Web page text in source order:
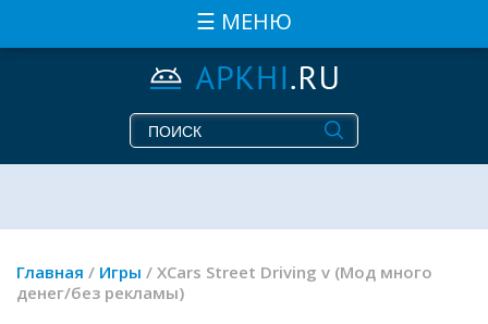
☰ МЕНЮ
Главная / Игры / XCars Street Driving v (Мод много
денег/без рекламы)